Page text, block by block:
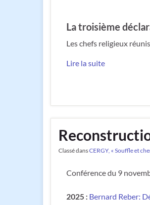
La troisième
Les chefs religieux
Lire la suite
Classé dansCERGY, « Souffle et
Conférence du 9
2025 : Bernard Reber: